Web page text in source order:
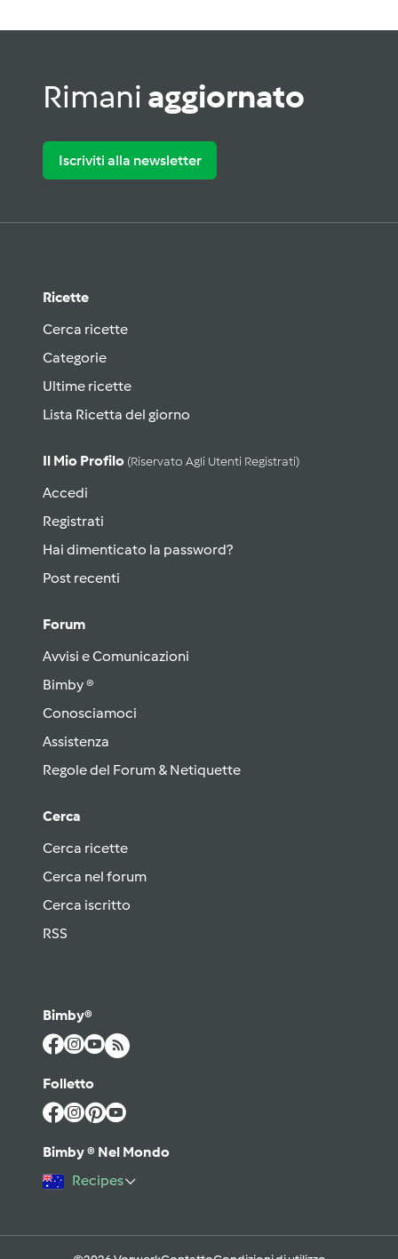
Rimani aggiornato
Iscriviti alla newsletter
Ricette
Cerca ricette
Categorie
Ultime ricette
Lista Ricetta del giorno
Il Mio Profilo (riservato Agli Utenti Registrati)
Accedi
Registrati
Hai dimenticato la password?
Post recenti
Forum
Avvisi e Comunicazioni
Bimby ®
Conosciamoci
Assistenza
Regole del Forum & Netiquette
Cerca
Cerca ricette
Cerca nel forum
Cerca iscritto
RSS
Bimby®
Folletto
Bimby ® Nel Mondo
Recipes